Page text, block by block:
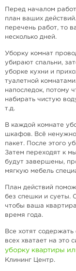
Перед началом
план ваших
перечень работ, то
несколько дней.
Уборку комнат
убирают спальни,
уборке кухни и
туалетной
напоследок, потому
набирать чистую
т.д.
В каждой комнате
шкафов. Всё
пакет. После этого
Затем переходят к
будут завершены,
мягкую мебель
План действий
без спешки и суеты.
чтобы ваша
время года.
Все хотят
всех хватает на это
уборку квартиры
Клининг Центр.